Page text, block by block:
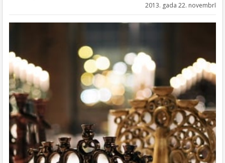
2013. gada 22. novembrī